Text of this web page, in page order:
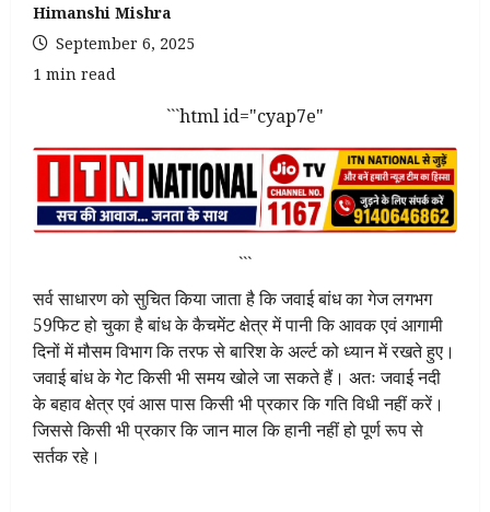
Himanshi Mishra
September 6, 2025
1 min read
```html id="cyap7e"
```
सर्व साधारण को सुचित किया जाता है कि जवाई बांध का गेज लगभग
59फिट हो चुका है बांध के कैचमेंट क्षेत्र में पानी कि आवक एवं आगामी
दिनों में मौसम विभाग कि तरफ से बारिश के अर्ल्ट को ध्यान में रखते हुए।
जवाई बांध के गेट किसी भी समय खोले जा सकते हैं। अतः जवाई नदी
के बहाव क्षेत्र एवं आस पास किसी भी प्रकार कि गति विधी नहीं करें।
जिससे किसी भी प्रकार कि जान माल कि हानी नहीं हो पूर्ण रूप से
सर्तक रहे।